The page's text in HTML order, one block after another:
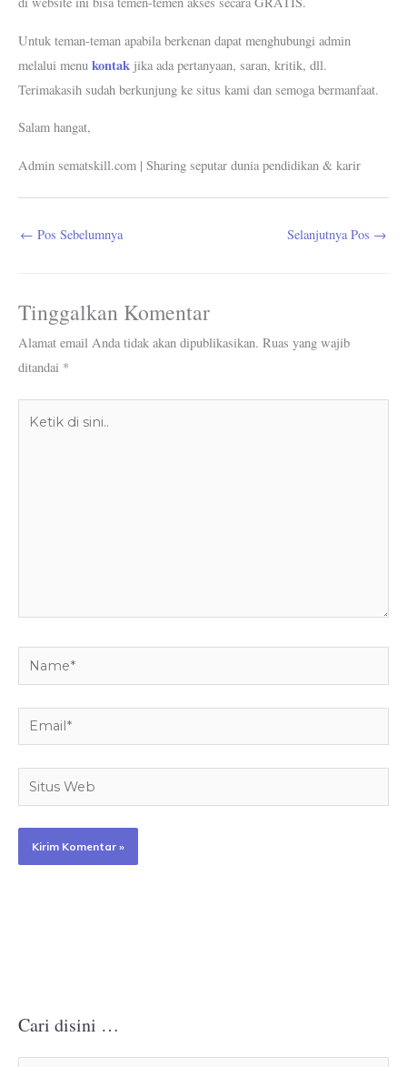
Untuk teman-teman apabila berkenan dapat menghubungi admin
melalui menu kontak jika ada pertanyaan, saran, kritik, dll.
Terimakasih sudah berkunjung ke situs kami dan semoga bermanfaat.
Salam hangat,
Admin sematskill.com | Sharing seputar dunia pendidikan & karir
← Pos Sebelumnya Selanjutnya Pos →
Tinggalkan Komentar
Alamat email Anda tidak akan dipublikasikan. Ruas yang wajib
ditandai *
Name*
Email*
Situs
Web
Cari disini …